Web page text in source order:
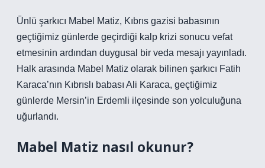
Ünlü şarkıcı Mabel Matiz, Kıbrıs gazisi babasının
geçtiğimiz günlerde geçirdiği kalp krizi sonucu vefat
etmesinin ardından duygusal bir veda mesajı yayınladı.
Halk arasında Mabel Matiz olarak bilinen şarkıcı Fatih
Karaca’nın Kıbrıslı babası Ali Karaca, geçtiğimiz
günlerde Mersin’in Erdemli ilçesinde son yolculuğuna
uğurlandı.
Mabel Matiz nasıl okunur?